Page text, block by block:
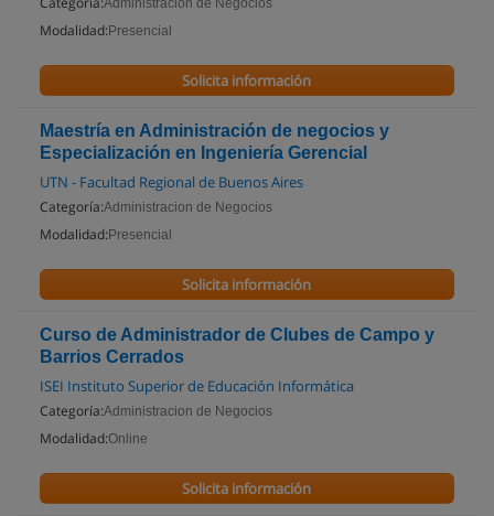
Administracion de Negocios
Modalidad: Presencial
Solicita información
Maestría en Administración de negocios y
Especialización en Ingeniería Gerencial
UTN - Facultad Regional de Buenos Aires
Categoría:Administracion de Negocios
Modalidad: Presencial
Solicita información
Curso de Administrador de Clubes de Campo y
Barrios Cerrados
ISEI Instituto Superior de Educación Informática
Categoría:Administracion de Negocios
Modalidad:Online
Solicita información